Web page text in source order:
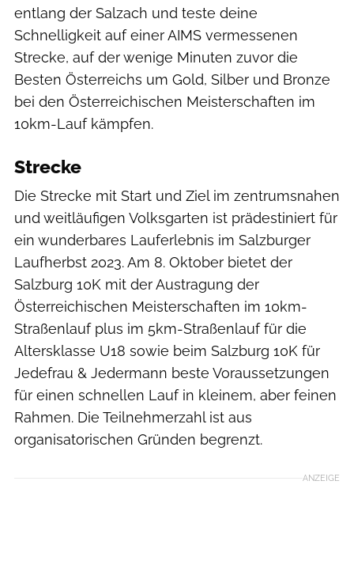
entlang der Salzach und teste deine
Schnelligkeit auf einer AIMS vermessenen
Strecke, auf der wenige Minuten zuvor die
Besten Österreichs um Gold, Silber und Bronze
bei den Österreichischen Meisterschaften im
10km-Lauf kämpfen.
Strecke
Die Strecke mit Start und Ziel im zentrumsnahen
und weitläufigen Volksgarten ist prädestiniert für
ein wunderbares Lauferlebnis im Salzburger
Laufherbst 2023. Am 8. Oktober bietet der
Salzburg 10K mit der Austragung der
Österreichischen Meisterschaften im 10km-
Straßenlauf plus im 5km-Straßenlauf für die
Altersklasse U18 sowie beim Salzburg 10K für
Jedefrau & Jedermann beste Voraussetzungen
für einen schnellen Lauf in kleinem, aber feinen
Rahmen. Die Teilnehmerzahl ist aus
organisatorischen Gründen begrenzt.
ANZEIGE